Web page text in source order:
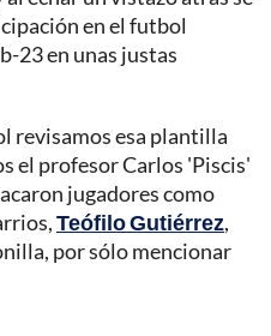
en el futbol
23 en unas justas
revisamos esa plantilla
el profesor Carlos 'Piscis'
jugadores como
Teófilo Gutiérrez,
por sólo mencionar